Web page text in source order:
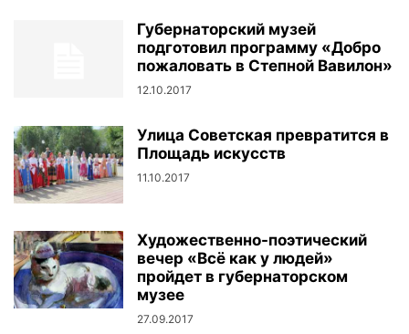
Губернаторский музей
подготовил программу «Добро
пожаловать в Степной Вавилон»
12.10.2017
Улица Советская превратится в
Площадь искусств
11.10.2017
Художественно-поэтический
вечер «Всё как у людей»
пройдет в губернаторском
музее
27.09.2017